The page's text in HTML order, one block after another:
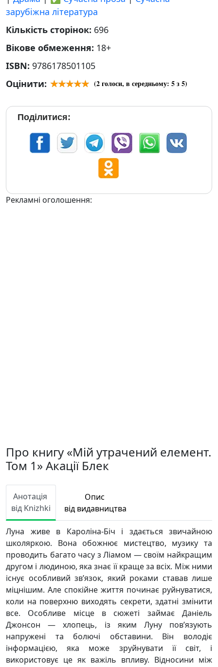
зарубіжна література
Кількість сторінок: 696
Вікове обмеження: 18+
ISBN: 9786178501105
Оцінити:
(2голоси, в середньому: 5з 5)
Поділитися:
Рекламні оголошення:
Про книгу «Мій утрачений елемент.
Том 1» Акації Блек
Анотація
від Knizhki
Опис
від видавництва
Луна живе в Кароліна-Біч і здається звичайною
школяркою. Вона обожнює мистецтво, музику та
проводить багато часу з Ліамом — своїм найкращим
другом і людиною, яка знає її краще за всіх. Між ними
існує особливий зв’язок, який роками ставав лише
міцнішим. Але спокійне життя починає руйнуватися,
коли на поверхню виходять секрети, здатні змінити
все. Особливе місце в сюжеті займає Даніель
Джонсон — хлопець, із яким Луну пов’язують
напружені та болючі обставини. Він володіє
інформацією, яка може зруйнувати її світ, і
використовує це як важіль впливу. Відносини між